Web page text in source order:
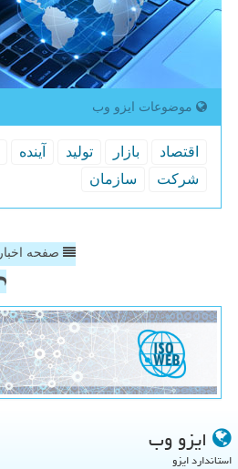
موضوعات ایزو وب
اقتصاد بازار تولید آینده
شركت
سازمان
صفحه اخبار
ایزو وب
استاندارد ایزو